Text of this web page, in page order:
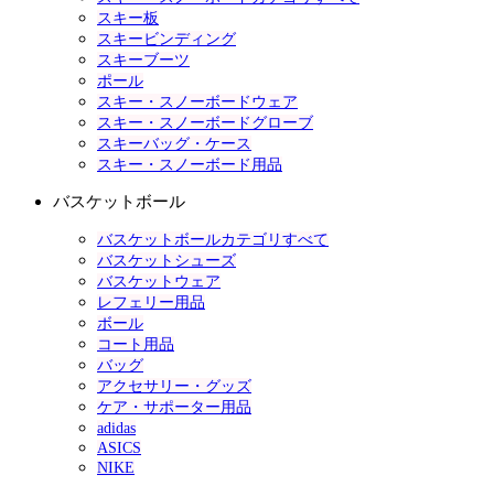
スキー板
スキービンディング
スキーブーツ
ポール
スキー・スノーボードウェア
スキー・スノーボードグローブ
スキーバッグ・ケース
スキー・スノーボード用品
バスケットボール
バスケットボールカテゴリすべて
バスケットシューズ
バスケットウェア
レフェリー用品
ボール
コート用品
バッグ
アクセサリー・グッズ
ケア・サポーター用品
adidas
ASICS
NIKE